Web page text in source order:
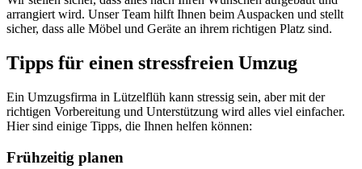
arrangiert wird. Unser Team hilft Ihnen beim Auspacken und stellt
sicher, dass alle Möbel und Geräte an ihrem richtigen Platz sind.
Tipps für einen stressfreien Umzug
Ein Umzugsfirma in Lützelflüh kann stressig sein, aber mit der
richtigen Vorbereitung und Unterstützung wird alles viel einfacher.
Hier sind einige Tipps, die Ihnen helfen können:
Frühzeitig planen